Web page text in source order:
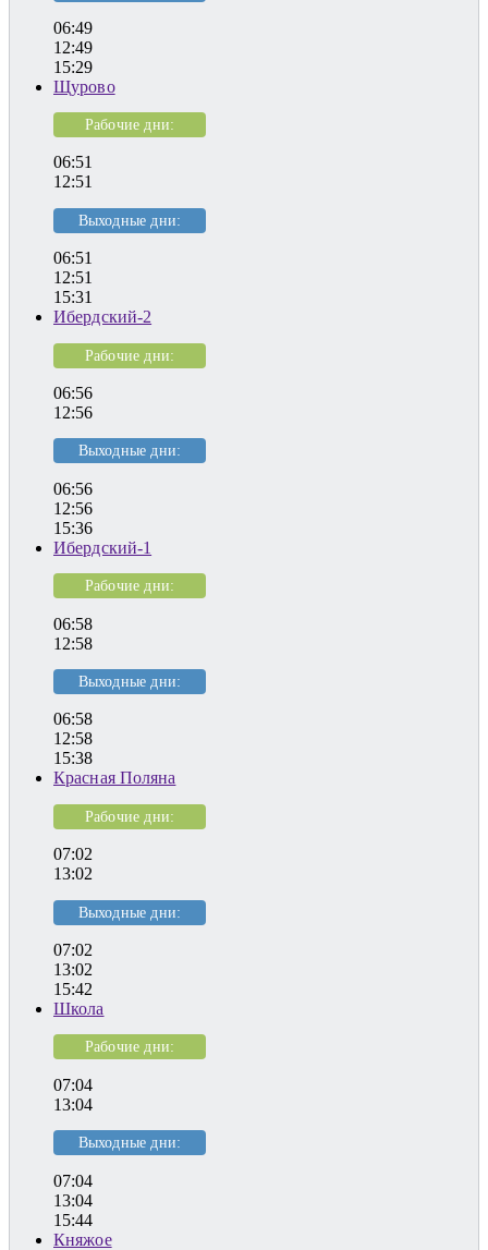
06:49
12:49
15:29
Щурово
Рабочие дни:
06:51
12:51
Выходные дни:
06:51
12:51
15:31
Ибердский-2
Рабочие дни:
06:56
12:56
Выходные дни:
06:56
12:56
15:36
Ибердский-1
Рабочие дни:
06:58
12:58
Выходные дни:
06:58
12:58
15:38
Красная Поляна
Рабочие дни:
07:02
13:02
Выходные дни:
07:02
13:02
15:42
Школа
Рабочие дни:
07:04
13:04
Выходные дни:
07:04
13:04
15:44
Княжое